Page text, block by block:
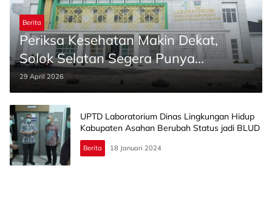
Berita
Periksa Kesehatan Makin Dekat,
Solok Selatan Segera Punya
Laboratorium Pemeriksaan Lengkap
29 April 2026
UPTD Laboratorium Dinas Lingkungan Hidup
Kabupaten Asahan Berubah Status jadi BLUD
Berita 18 Januari 2024